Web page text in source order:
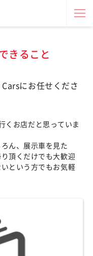
きること
にお任せくださ
くお店だと思っていま
ん、展示車を見た
頂くだけでも大歓迎
という方でもお気軽